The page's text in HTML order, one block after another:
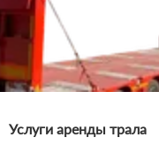
Услуги аренды трала